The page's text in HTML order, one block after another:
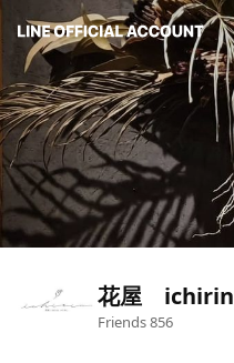
花屋 ichirin
Friends856